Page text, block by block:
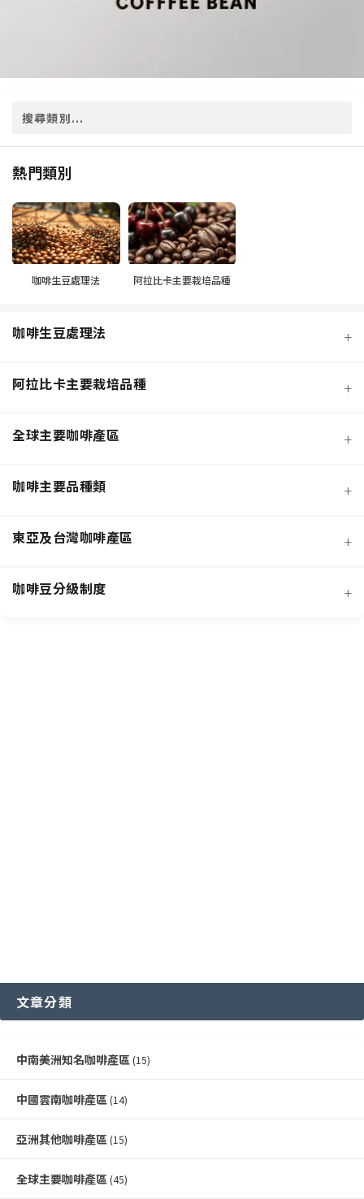
熱門類別
咖啡生豆處理法 阿拉比卡主要栽培品種
咖啡生豆處理法 +
阿拉比卡主要栽培品種 +
全球主要咖啡產區 +
咖啡主要品種類 +
東亞及台灣咖啡產區 +
咖啡豆分級制度 +
文章分類
中南美洲知名咖啡產區 (15)
中國雲南咖啡產區 (14)
亞洲其他咖啡產區 (15)
全球主要咖啡產區 (45)